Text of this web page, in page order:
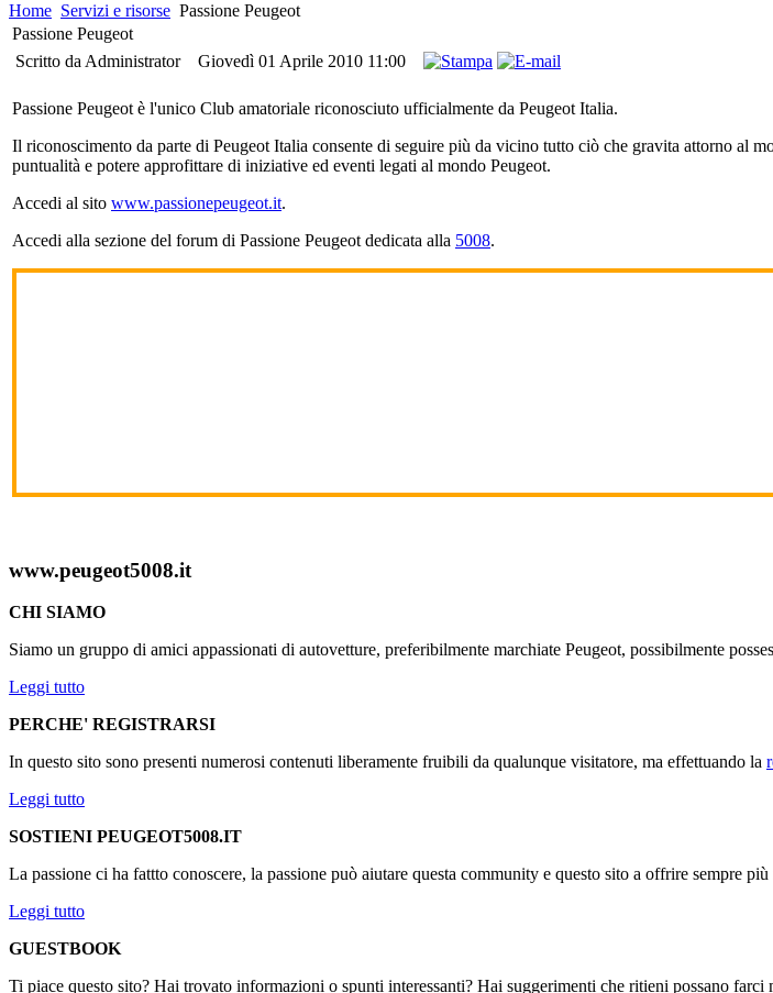
Home Servizi e risorse Passione Peugeot
Passione Peugeot
Scritto da Administrator
Giovedì 01 Aprile 2010 11:00
Passione Peugeot è l'unico Club amatoriale riconosciuto ufficialmente da Peugeot Italia.
Il riconoscimento da parte di Peugeot Italia consente di seguire più da vicino tutto ciò che gravita attorno al
puntualità e potere approfittare di iniziative ed eventi legati al mondo Peugeot.
Accedi al sito www.passionepeugeot.it.
Accedi alla sezione del forum di Passione Peugeot dedicata alla 5008.
www.peugeot5008.it
CHI SIAMO
Siamo un gruppo di amici appassionati di autovetture, preferibilmente marchiate Peugeot, possibilmente
Leggi tutto
PERCHE' REGISTRARSI
In questo sito sono presenti numerosi contenuti liberamente fruibili da qualunque visitatore, ma effettuando la
Leggi tutto
SOSTIENI PEUGEOT5008.IT
La passione ci ha fattto conoscere, la passione può aiutare questa community e questo sito a offrire sempre
Leggi tutto
GUESTBOOK
Ti piace questo sito? Hai trovato informazioni o spunti interessanti? Hai suggerimenti che ritieni possano